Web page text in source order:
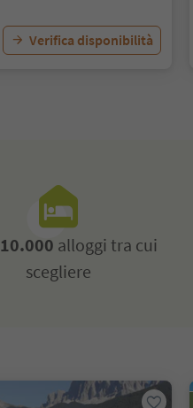
Verifica disponibilità
10.000 alloggi tra cui
scegliere